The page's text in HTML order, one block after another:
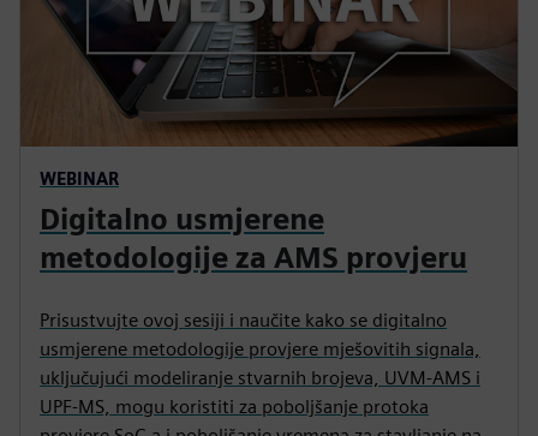
WEBINAR
Digitalno usmjerene
metodologije za AMS provjeru
Prisustvujte ovoj sesiji i naučite kako se digitalno
usmjerene metodologije provjere mješovitih signala,
uključujući modeliranje stvarnih brojeva, UVM-AMS i
UPF-MS, mogu koristiti za poboljšanje protoka